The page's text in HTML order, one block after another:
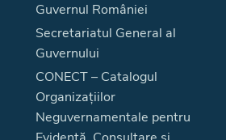
Guvernul României
Secretariatul General al
Guvernului
CONECT – Catalogul
Organizațiilor
Neguvernamentale pentru